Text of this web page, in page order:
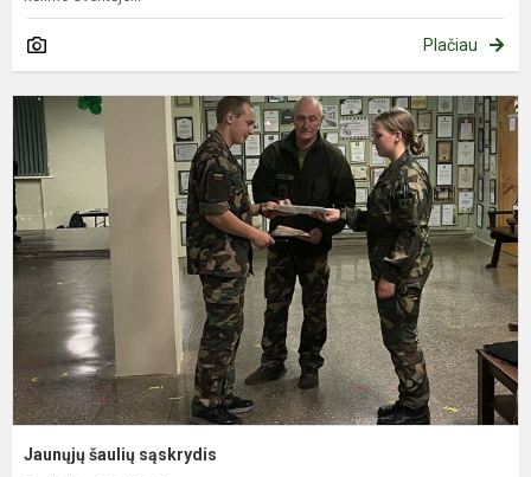
Plačiau
Jaunųjų šaulių sąskrydis